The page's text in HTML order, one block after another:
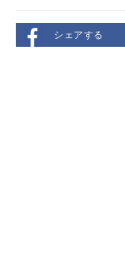
シェアする